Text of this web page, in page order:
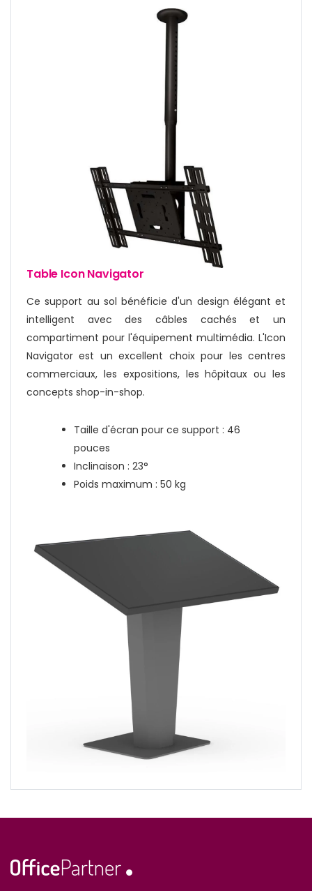
Table Icon Navigator
Ce support au sol bénéficie d'un design élégant et
intelligent avec des câbles cachés et un
compartiment pour l'équipement multimédia. L'Icon
Navigator est un excellent choix pour les centres
commerciaux, les expositions, les hôpitaux ou les
concepts shop-in-shop.
Taille d'écran pour ce support : 46
pouces
Inclinaison : 23°
Poids maximum : 50 kg